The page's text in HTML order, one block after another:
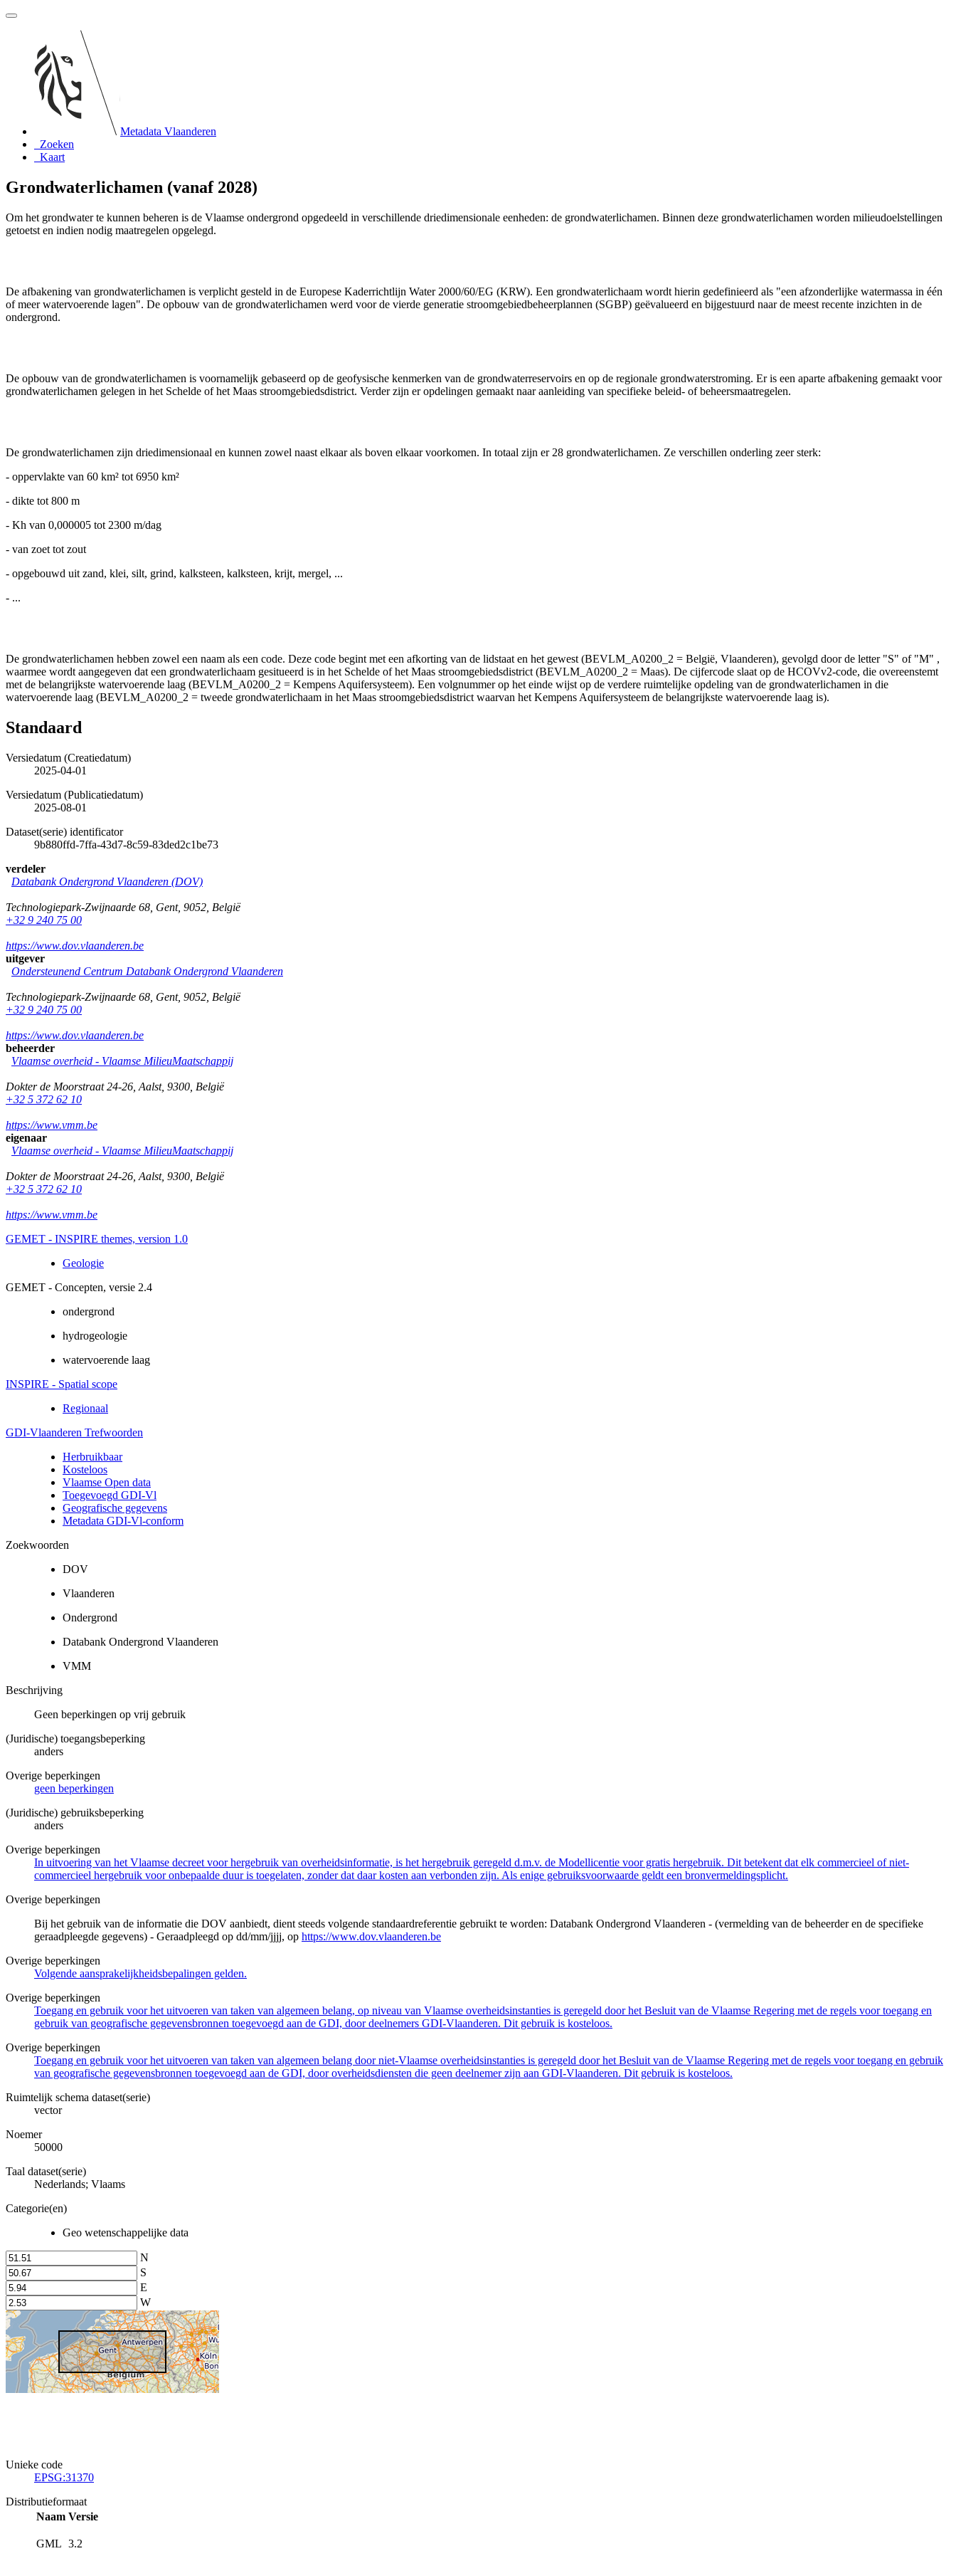
Metadata Vlaanderen
Zoeken
Kaart
Grondwaterlichamen (vanaf 2028)
Om het grondwater te kunnen beheren is de Vlaamse ondergrond opgedeeld in verschillende driedimensionale eenheden: de grondwaterlichamen. Binnen deze grondwaterlichamen worden milieudoelstellingen
getoetst en indien nodig maatregelen opgelegd.
De afbakening van grondwaterlichamen is verplicht gesteld in de Europese Kaderrichtlijn Water 2000/60/EG (KRW). Een grondwaterlichaam wordt hierin gedefinieerd als "een afzonderlijke watermassa in één
of meer watervoerende lagen". De opbouw van de grondwaterlichamen werd voor de vierde generatie stroomgebiedbeheerplannen (SGBP) geëvalueerd en bijgestuurd naar de meest recente inzichten in de
ondergrond.
De opbouw van de grondwaterlichamen is voornamelijk gebaseerd op de geofysische kenmerken van de grondwaterreservoirs en op de regionale grondwaterstroming. Er is een aparte afbakening gemaakt voor
grondwaterlichamen gelegen in het Schelde of het Maas stroomgebiedsdistrict. Verder zijn er opdelingen gemaakt naar aanleiding van specifieke beleid- of beheersmaatregelen.
De grondwaterlichamen zijn driedimensionaal en kunnen zowel naast elkaar als boven elkaar voorkomen. In totaal zijn er 28 grondwaterlichamen. Ze verschillen onderling zeer sterk:
- oppervlakte van 60 km² tot 6950 km²
- dikte tot 800 m
- Kh van 0,000005 tot 2300 m/dag
- van zoet tot zout
- opgebouwd uit zand, klei, silt, grind, kalksteen, kalksteen, krijt, mergel, ...
- ...
De grondwaterlichamen hebben zowel een naam als een code. Deze code begint met een afkorting van de lidstaat en het gewest (BEVLM_A0200_2 = België, Vlaanderen), gevolgd door de letter "S" of "M" ,
waarmee wordt aangegeven dat een grondwaterlichaam gesitueerd is in het Schelde of het Maas stroomgebiedsdistrict (BEVLM_A0200_2 = Maas). De cijfercode slaat op de HCOVv2-code, die overeenstemt
met de belangrijkste watervoerende laag (BEVLM_A0200_2 = Kempens Aquifersysteem). Een volgnummer op het einde wijst op de verdere ruimtelijke opdeling van de grondwaterlichamen in die
watervoerende laag (BEVLM_A0200_2 = tweede grondwaterlichaam in het Maas stroomgebiedsdistrict waarvan het Kempens Aquifersysteem de belangrijkste watervoerende laag is).
Standaard
Versiedatum (Creatiedatum)
2025-04-01
Versiedatum (Publicatiedatum)
2025-08-01
Dataset(serie) identificator
9b880ffd-7ffa-43d7-8c59-83ded2c1be73
verdeler
Databank Ondergrond Vlaanderen (DOV)
Technologiepark-Zwijnaarde 68 Gent, 9052 België
+32 9 240 75 00
https://www.dov.vlaanderen.be
uitgever
Ondersteunend Centrum Databank Ondergrond Vlaanderen
Technologiepark-Zwijnaarde 68 Gent, 9052 België
+32 9 240 75 00
https://www.dov.vlaanderen.be
beheerder
Vlaamse overheid - Vlaamse MilieuMaatschappij
Dokter de Moorstraat 24-26 Aalst, 9300 België
+32 5 372 62 10
https://www.vmm.be
eigenaar
Vlaamse overheid - Vlaamse MilieuMaatschappij
Dokter de Moorstraat 24-26 Aalst, 9300 België
+32 5 372 62 10
https://www.vmm.be
GEMET - INSPIRE themes, version 1.0
Geologie
GEMET - Concepten, versie 2.4
ondergrond
hydrogeologie
watervoerende laag
INSPIRE - Spatial scope
Regionaal
GDI-Vlaanderen Trefwoorden
Herbruikbaar
Kosteloos
Vlaamse Open data
Toegevoegd GDI-Vl
Geografische gegevens
Metadata GDI-Vl-conform
Zoekwoorden
DOV
Vlaanderen
Ondergrond
Databank Ondergrond Vlaanderen
VMM
Beschrijving
Geen beperkingen op vrij gebruik
(Juridische) toegangsbeperking
anders
Overige beperkingen
geen beperkingen
(Juridische) gebruiksbeperking
anders
Overige beperkingen
In uitvoering van het Vlaamse decreet voor hergebruik van overheidsinformatie, is het hergebruik geregeld d.m.v. de Modellicentie voor gratis hergebruik. Dit betekent dat elk commercieel of niet-
commercieel hergebruik voor onbepaalde duur is toegelaten, zonder dat daar kosten aan verbonden zijn. Als enige gebruiksvoorwaarde geldt een bronvermeldingsplicht.
Overige beperkingen
Bij het gebruik van de informatie die DOV aanbiedt, dient steeds volgende standaardreferentie gebruikt te worden: Databank Ondergrond Vlaanderen - (vermelding van de beheerder en de specifieke
geraadpleegde gegevens) - Geraadpleegd op dd/mm/jjjj, op https://www.dov.vlaanderen.be
Overige beperkingen
Volgende aansprakelijkheidsbepalingen gelden.
Overige beperkingen
Toegang en gebruik voor het uitvoeren van taken van algemeen belang, op niveau van Vlaamse overheidsinstanties is geregeld door het Besluit van de Vlaamse Regering met de regels voor toegang en
gebruik van geografische gegevensbronnen toegevoegd aan de GDI, door deelnemers GDI-Vlaanderen. Dit gebruik is kosteloos.
Overige beperkingen
Toegang en gebruik voor het uitvoeren van taken van algemeen belang door niet-Vlaamse overheidsinstanties is geregeld door het Besluit van de Vlaamse Regering met de regels voor toegang en gebruik
van geografische gegevensbronnen toegevoegd aan de GDI, door overheidsdiensten die geen deelnemer zijn aan GDI-Vlaanderen. Dit gebruik is kosteloos.
Ruimtelijk schema dataset(serie)
vector
Noemer
50000
Taal dataset(serie)
Nederlands; Vlaams
Categorie(en)
Geo wetenschappelijke data
N
S
E
W
Unieke code
EPSG:31370
Distributieformaat
Naam Versie
GML 3.2